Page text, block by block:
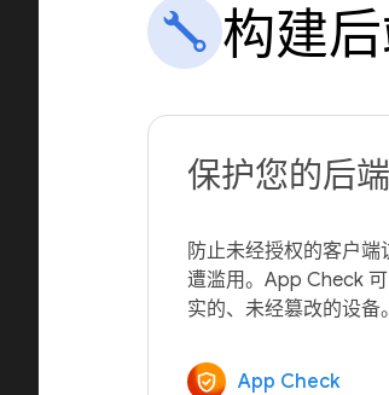
构建
保护您的后
防止未经授权的客户
遭滥用。App Check
App Check